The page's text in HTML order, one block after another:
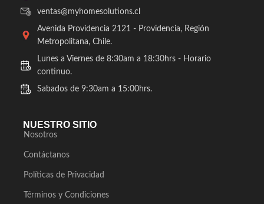
ventas@myhomesolutions.cl
Avenida Providencia 2121 - Providencia, Región
Metropolitana, Chile.
Lunes a Viernes de 8:30am a 18:30hrs - Horario
continuo.
Sabados de 9:30am a 15:00hrs.
NUESTRO SITIO
Nosotros
Contáctanos
Políticas de Privacidad
Términos y Condiciones